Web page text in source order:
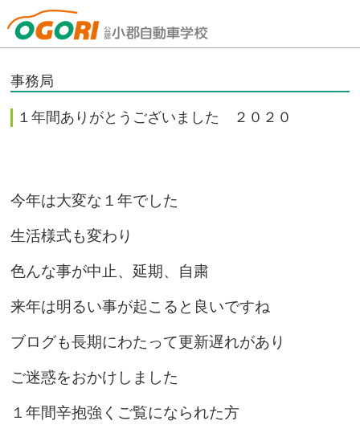
山口県小郡自動車学校
事務局
１年間ありがとうございました ２０２０
今年は大変な１年でした
生活様式も変わり
色んな事が中止、延期、自粛
来年は明るい事が起こると良いですね
ブログも長期にわたって更新遅れがあり
ご迷惑をおかけしました
１年間辛抱強くご覧になられた方